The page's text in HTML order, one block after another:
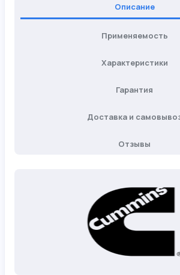
Описание
Применяемость
Характеристики
Гарантия
Доставка и
Отзывы